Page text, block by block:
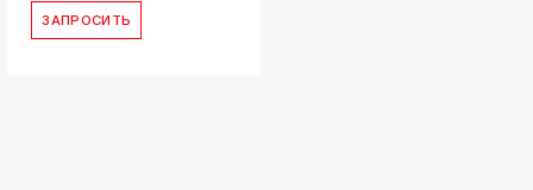
ЗАПРОСИТЬ